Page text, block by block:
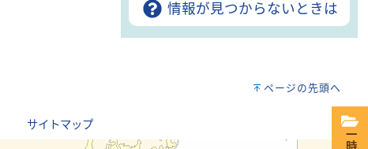
情報が見つからないときは
ページの先頭へ
サイトマップ